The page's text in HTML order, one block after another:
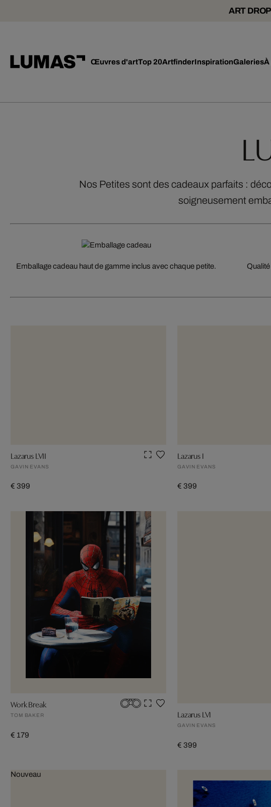
ART
Œuvres d'artTop 20ArtfinderInspirationGaleriesÀ
Nos Petites sont des cadeaux parfaits :
soigneusement
Emballage cadeau haut de gamme inclus avec chaque petite.
Lazarus LVII
GAVIN EVANS
€ 399
Lazarus I
GAVIN EVANS
€ 399
Work Break
TOM BAKER
€ 179
Lazarus LVI
GAVIN EVANS
€ 399
Nouveau